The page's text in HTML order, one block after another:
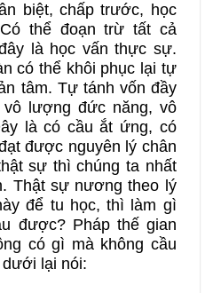
biệt, chấp trước, học
thể đoạn trừ tất cả
là học vấn thực sự.
có thể khôi phục lại tự
tâm. Tự tánh vốn đầy
lượng đức năng, vô
là có cầu ắt ứng, có
được nguyên lý chân
sự thì chúng ta nhất
Thật sự nương theo lý
để tu học, thì làm gì
được? Pháp thế gian
có gì mà không cầu
lại nói: